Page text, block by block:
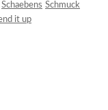
Schaebens Schmuck
it up